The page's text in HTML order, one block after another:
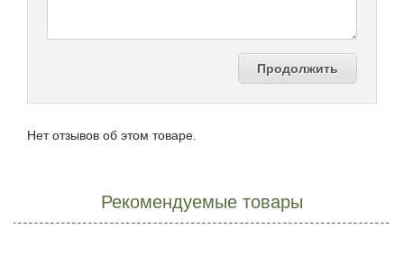
Продолжить
Нет отзывов об этом товаре.
Рекомендуемые товары